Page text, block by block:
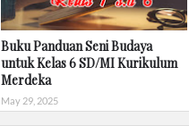
Buku Panduan Seni Budaya
untuk Kelas 6 SD/MI Kurikulum
Merdeka
May 29, 2025